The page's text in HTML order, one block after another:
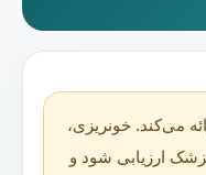
می‌کند. خونریزی،
ارزیابی شود و